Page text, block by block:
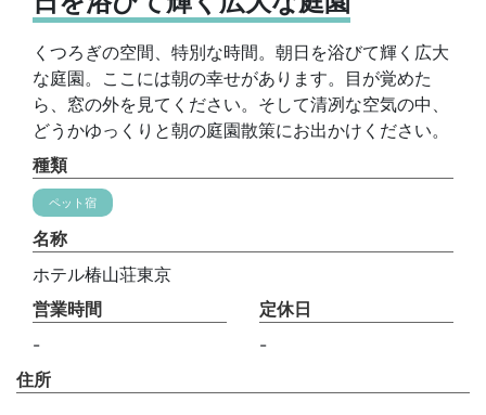
くつろぎの空間、特別な時間。朝日を浴びて輝く広大
な庭園。ここには朝の幸せがあります。目が覚めた
ら、窓の外を見てください。そして清冽な空気の中、
どうかゆっくりと朝の庭園散策にお出かけください。
種類
ペット宿
名称
ホテル椿山荘東京
営業時間
-
定休日
-
住所